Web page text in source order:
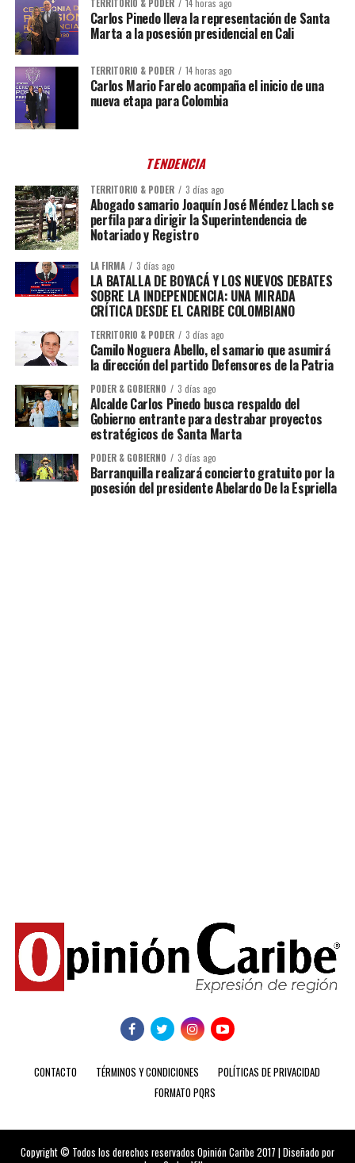
TERRITORIO & PODER 14 horas ago
Carlos Pinedo lleva la representación de Santa
Marta a la posesión presidencial en Cali
TERRITORIO & PODER 14 horas ago
Carlos Mario Farelo acompaña el inicio de una
nueva etapa para Colombia
TENDENCIA
TERRITORIO & PODER 3 días ago
Abogado samario Joaquín José Méndez Llach se
perfila para dirigir la Superintendencia de
Notariado y Registro
LA FIRMA 3 días ago
LA BATALLA DE BOYACÁ Y LOS NUEVOS DEBATES
SOBRE LA INDEPENDENCIA: UNA MIRADA
CRÍTICA DESDE EL CARIBE COLOMBIANO
TERRITORIO & PODER 3 días ago
Camilo Noguera Abello, el samario que asumirá
la dirección del partido Defensores de la Patria
PODER & GOBIERNO 3 días ago
Alcalde Carlos Pinedo busca respaldo del
Gobierno entrante para destrabar proyectos
estratégicos de Santa Marta
PODER & GOBIERNO 3 días ago
Barranquilla realizará concierto gratuito por la
posesión del presidente Abelardo De la Espriella
CONTACTO TÉRMINOS Y CONDICIONES
POLÍTICAS DE PRIVACIDAD
FORMATO PQRS
Copyright © Todos los derechos reservados Opinión Caribe 2017 | Diseñado por